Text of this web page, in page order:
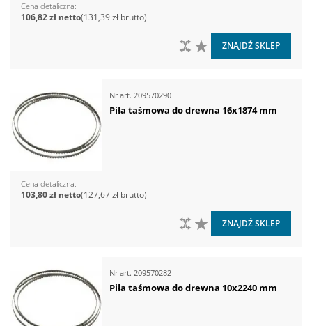
Cena detaliczna
131,39 zł
106,82 zł
DO LISTY ŻYCZEŃ
DO PORÓWNANIA
ZNAJDŹ SKLEP
Nr art. 209570290
Piła taśmowa do drewna 16x1874 mm
Cena detaliczna
127,67 zł
103,80 zł
DO LISTY ŻYCZEŃ
DO PORÓWNANIA
ZNAJDŹ SKLEP
Nr art. 209570282
Piła taśmowa do drewna 10x2240 mm